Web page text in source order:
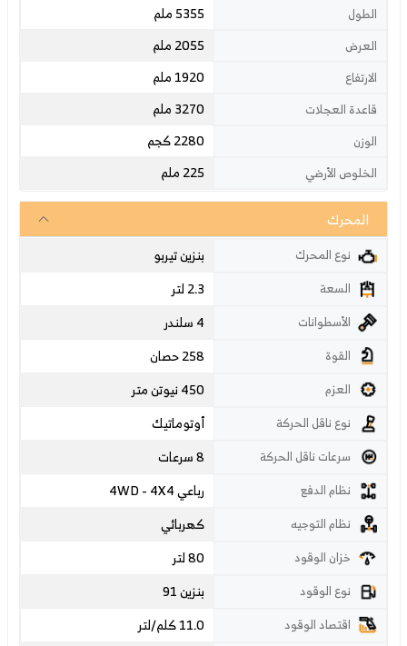
الطول 5355 ملم
العرض 2055 ملم
الارتفاع 1920 ملم
قاعدة العجلات 3270 ملم
الوزن 2280 كجم
الخلوص الأرضي 225 ملم
المحرك
نوع المحرك بنزين تيربو
السعة 2.3 لتر
الأسطوانات 4 سلندر
القوة 258 حصان
العزم 450 نيوتن متر
نوع ناقل الحركة أوتوماتيك
سرعات ناقل الحركة 8 سرعات
نظام الدفع رباعي 4WD - 4X4
نظام التوجيه كهربائي
خزان الوقود 80 لتر
نوع الوقود بنزين 91
اقتصاد الوقود 11.0 كلم/لتر